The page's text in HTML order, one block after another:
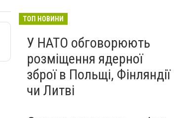
ТОП НОВИНИ
У НАТО обговорюють
розміщення ядерної
зброї в Польщі, Фінляндії
чи Литві